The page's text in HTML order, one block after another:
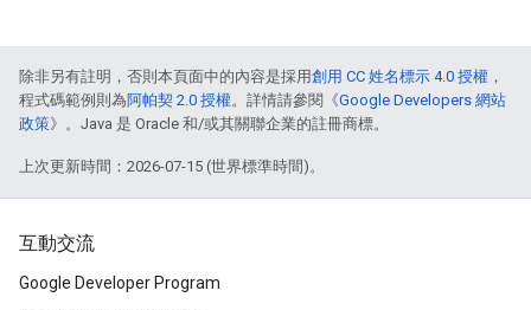
除非另有註明，否則本頁面中的內容是採用創用 CC 姓名標示 4.0 授權 ，
程式碼範例則為阿帕契 2.0 授權。詳情請參閱《Google Developers 網站
政策》。Java 是 Oracle 和/或其關聯企業的註冊商標。
上次更新時間：2026-07-15 (世界標準時間)。
互動交流
Google Developer Program